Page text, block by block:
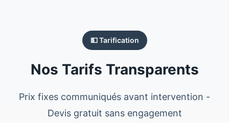
💵 Tarification
Nos Tarifs Transparents
Prix fixes communiqués avant intervention -
Devis gratuit sans engagement